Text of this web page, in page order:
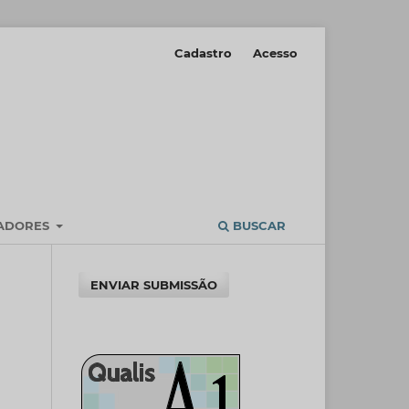
BUSCAR
Cadastro Acesso
ENVIAR SUBMISSÃO